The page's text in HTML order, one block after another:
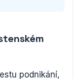
podnikání,